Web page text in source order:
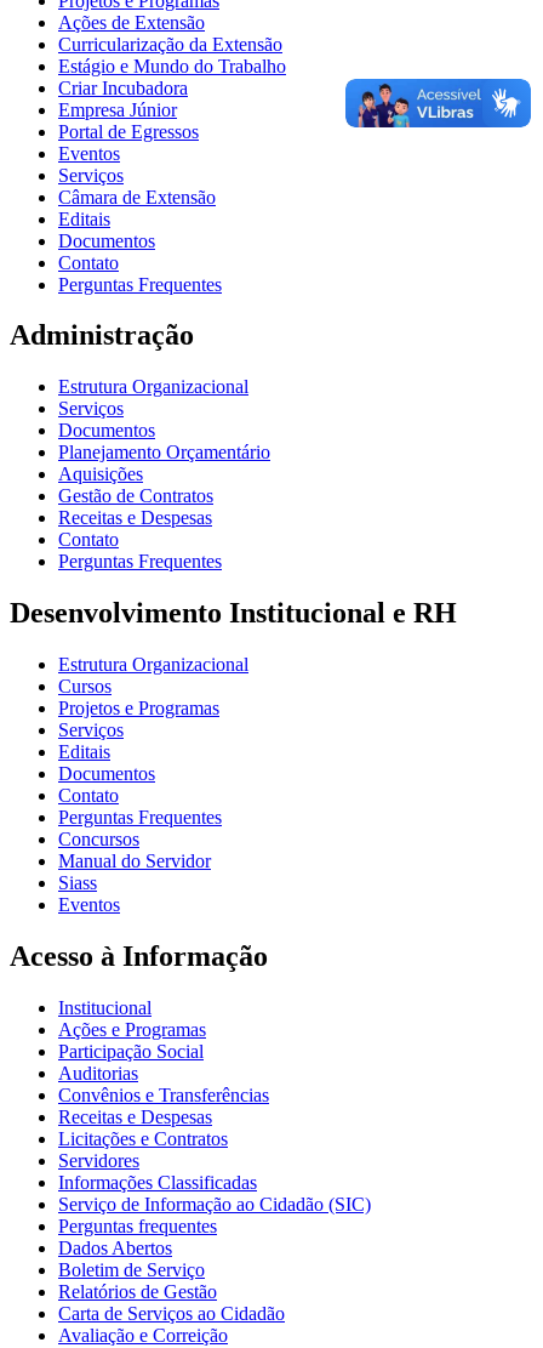
Ações de Extensão
Curricularização da Extensão
Estágio e Mundo do Trabalho
Criar Incubadora
Empresa Júnior
Portal de Egressos
Eventos
Serviços
Câmara de Extensão
Editais
Documentos
Contato
Perguntas Frequentes
Administração
Estrutura Organizacional
Serviços
Documentos
Planejamento Orçamentário
Aquisições
Gestão de Contratos
Receitas e Despesas
Contato
Perguntas Frequentes
Desenvolvimento Institucional e RH
Estrutura Organizacional
Cursos
Projetos e Programas
Serviços
Editais
Documentos
Contato
Perguntas Frequentes
Concursos
Manual do Servidor
Siass
Eventos
Acesso à Informação
Institucional
Ações e Programas
Participação Social
Auditorias
Convênios e Transferências
Receitas e Despesas
Licitações e Contratos
Servidores
Informações Classificadas
Serviço de Informação ao Cidadão (SIC)
Perguntas frequentes
Dados Abertos
Boletim de Serviço
Relatórios de Gestão
Carta de Serviços ao Cidadão
Avaliação e Correição